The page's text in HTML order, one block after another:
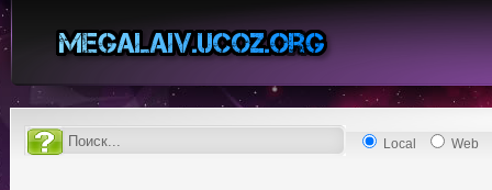
Local Web